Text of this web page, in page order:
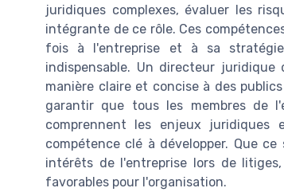
juridiques complexes, évaluer les
intégrante de ce rôle. Ces
fois à l'entreprise et à sa
indispensable. Un directeur
manière claire et concise à des
garantir que tous les membres de
comprennent les enjeux
compétence clé à développer. Que
intérêts de l'entreprise lors de
favorables pour l'organisation.